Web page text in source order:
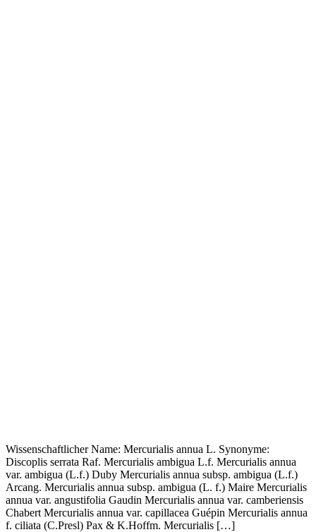
Wissenschaftlicher Name: Mercurialis annua L. Synonyme:
Discoplis serrata Raf. Mercurialis ambigua L.f. Mercurialis annua
var. ambigua (L.f.) Duby Mercurialis annua subsp. ambigua (L.f.)
Arcang. Mercurialis annua subsp. ambigua (L. f.) Maire Mercurialis
annua var. angustifolia Gaudin Mercurialis annua var. camberiensis
Chabert Mercurialis annua var. capillacea Guépin Mercurialis annua
f. ciliata (C.Presl) Pax & K.Hoffm. Mercurialis […]